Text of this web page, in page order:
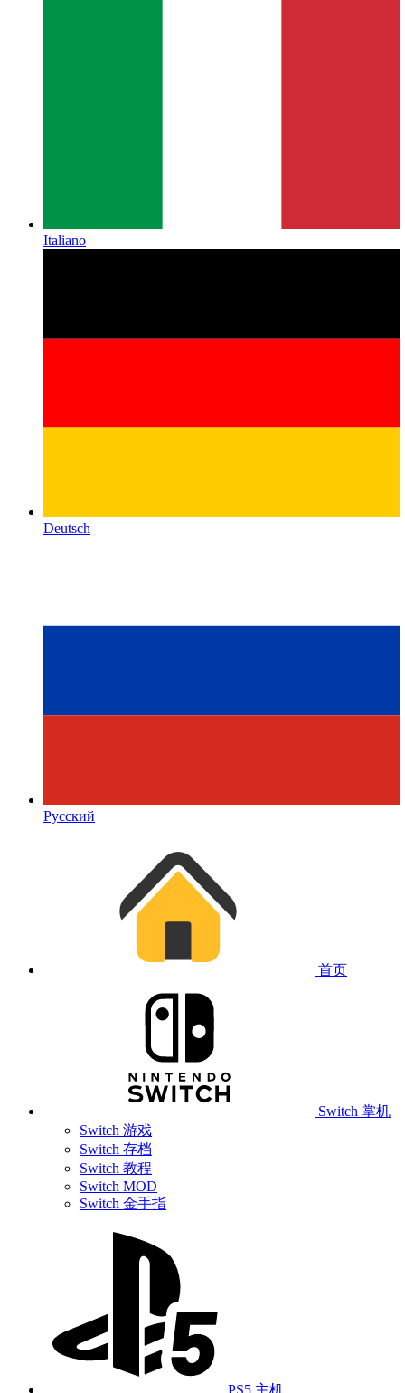
Italiano
Deutsch
Русский
首页
Switch 掌机
Switch 游戏
Switch 存档
Switch 教程
Switch MOD
Switch 金手指